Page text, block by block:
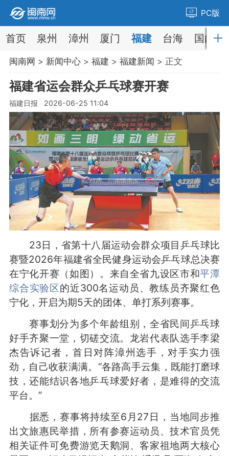
PC版
首页 泉州 漳州 厦门 福建 台海 国内
闽南网 > 新闻中心> 福建 > 福建新闻 > 正文
福建省运会群众乒乓球赛开赛
福建日报 2026-06-25 11:04
23日，省第十八届运动会群众项目乒乓球比
赛暨2026年福建省全民健身运动会乒乓球总决赛
在宁化开赛（如图）。来自全省九设区市和平潭
综合实验区的近300名运动员、教练员齐聚红色
宁化，开启为期5天的团体、单打系列赛事。
赛事划分为多个年龄组别，全省民间乒乓球
好手齐聚一堂，切磋交流。龙岩代表队选手李梁
杰告诉记者，首日对阵漳州选手，对手实力强
劲，自己收获满满。“各路高手云集，既能打磨球
技，还能结识各地乒乓球爱好者，是难得的交流
平台。”
据悉，赛事将持续至6月27日，当地同步推
出文旅惠民举措，所有参赛运动员、技术官员凭
相关证件可免费游览天鹅洞、客家祖地两大核心